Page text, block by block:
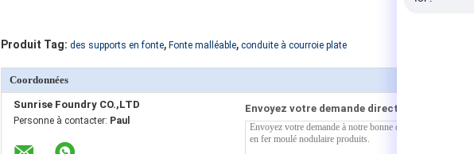
Produit Tag: des supports en fonte, Fonte malléable, conduite à courroie plate
Coordonnées
Sunrise Foundry CO.,LTD
Personne à contacter: Paul
Envoyez votre demande directement à nous